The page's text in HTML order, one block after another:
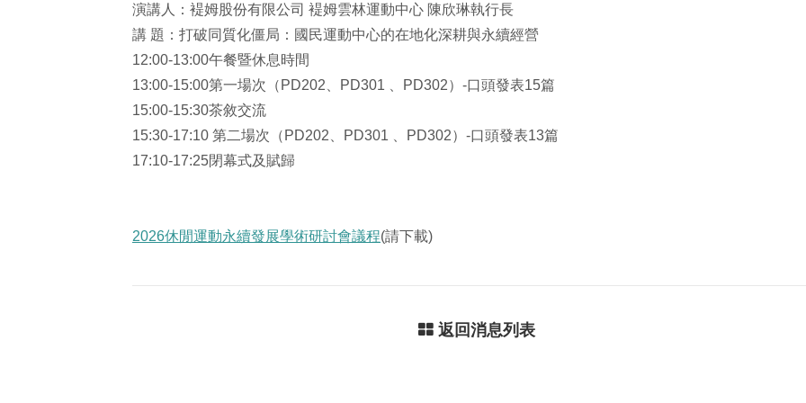
演講人：褆姆股份有限公司 褆姆雲林運動中心 陳欣琳執行長
講 題：打破同質化僵局：國民運動中心的在地化深耕與永續經營
12:00-13:00午餐暨休息時間
13:00-15:00第一場次（PD202、PD301 、PD302）-口頭發表15篇
15:00-15:30茶敘交流
15:30-17:10 第二場次（PD202、PD301 、PD302）-口頭發表13篇
17:10-17:25閉幕式及賦歸
2026休閒運動永續發展學術研討會議程(請下載)
返回消息列表